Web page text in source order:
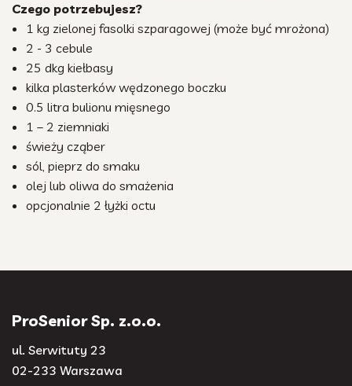
Czego potrzebujesz?
1 kg zielonej fasolki szparagowej (może być mrożona)
2 - 3 cebule
25 dkg kiełbasy
kilka plasterków wędzonego boczku
0.5 litra bulionu mięsnego
1 – 2 ziemniaki
świeży cząber
sól, pieprz do smaku
olej lub oliwa do smażenia
opcjonalnie 2 łyżki octu
ProSenior Sp. z.o.o.
ul. Serwituty 23
02-233 Warszawa